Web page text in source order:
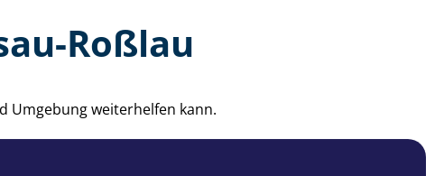
Roßlau
Umgebung weiterhelfen kann.